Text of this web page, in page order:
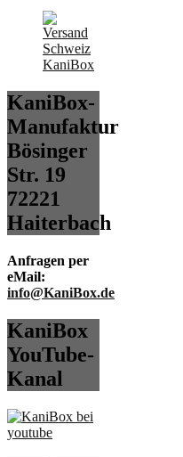
KaniBox-
Manufaktur
Bösinger
Str. 19
72221
Haiterbach
Anfragen per
eMail:
info@KaniBox.de
KaniBox
YouTube-
Kanal